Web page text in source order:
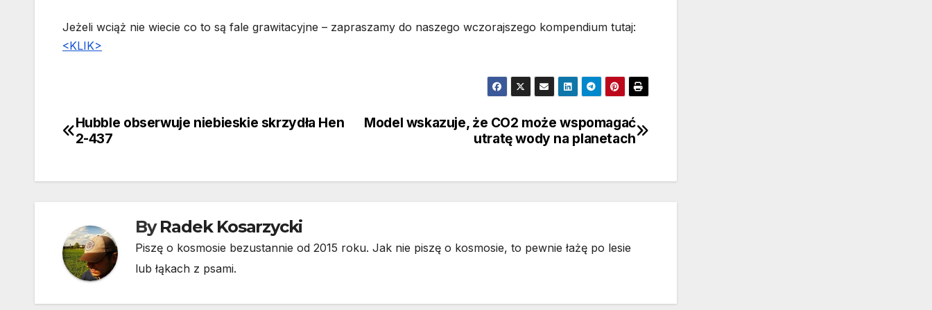
Jeżeli wciąż nie wiecie co to są fale grawitacyjne – zapraszamy do naszego wczorajszego kompendium tutaj:
<KLIK>
Nawigacja
Model wskazuje, że CO2 może wspomagać
utratę wody na planetach
Hubble obserwuje niebieskie skrzydła Hen
2-437
ByRadek Kosarzycki
Piszę o kosmosie bezustannie od 2015 roku. Jak nie piszę o kosmosie, to pewnie łażę po lesie
lub łąkach z psami.